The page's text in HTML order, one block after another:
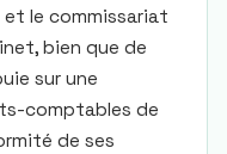
le commissariat
bien que de
sur une
comptables de
de ses